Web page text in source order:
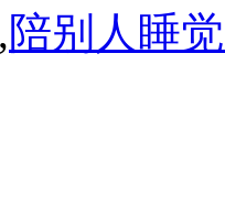
,陪别人睡